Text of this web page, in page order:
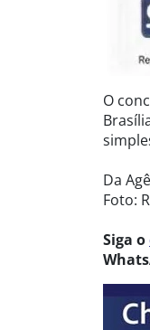
O
Da
Foto:
Siga o